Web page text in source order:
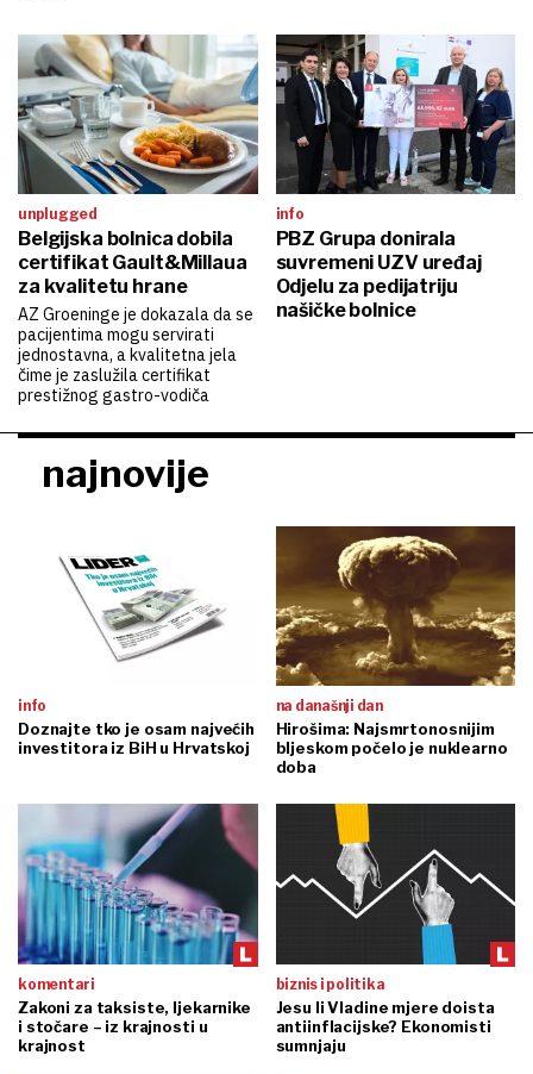
unplugged
Belgijska bolnica dobila
certifikat Gault&Millaua
za kvalitetu hrane
AZ Groeninge je dokazala da se
pacijentima mogu servirati
jednostavna, a kvalitetna jela
čime je zaslužila certifikat
prestižnog gastro-vodiča
info
PBZ Grupa donirala
suvremeni UZV uređaj
Odjelu za pedijatriju
našičke bolnice
najnovije
info
Doznajte tko je osam najvećih
investitora iz BiH u Hrvatskoj
na današnji dan
Hirošima: Najsmrtonosnijim
bljeskom počelo je nuklearno
doba
komentari
Zakoni za taksiste, ljekarnike
i stočare – iz krajnosti u
krajnost
biznis i politika
Jesu li Vladine mjere doista
antiinflacijske? Ekonomisti
sumnjaju